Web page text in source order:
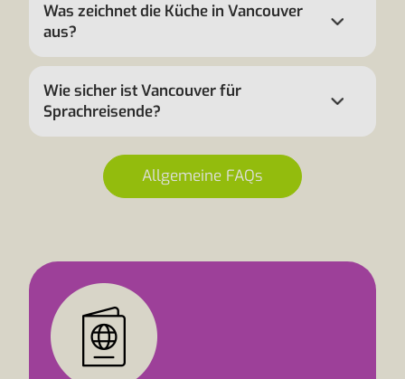
Was zeichnet die Küche in Vancouver
aus?
Wie sicher ist Vancouver für
Sprachreisende?
Allgemeine FAQs